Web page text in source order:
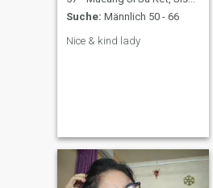
Suche: Männlich 50 - 66
Nice & kind lady